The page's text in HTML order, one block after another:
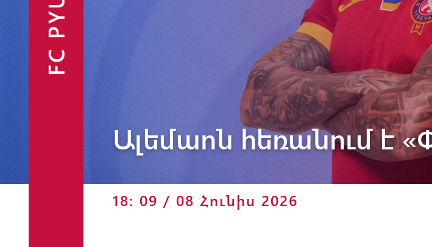
Փյունիկ 2012-2
Ալեմաոն հեռանում է
18: 09 / 08 Հունիս 2026